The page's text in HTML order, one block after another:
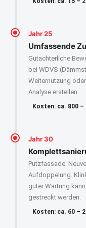
Jahr 25
Umfassende
Gutachterliche
bei WDVS
Weiternutzung
Analyse erstellen.
Kosten: ca. 800 –
Jahr 30
Putzfassade:
Aufdoppelung.
guter Wartung
gestreckt werden.
Kosten: ca. 60 –